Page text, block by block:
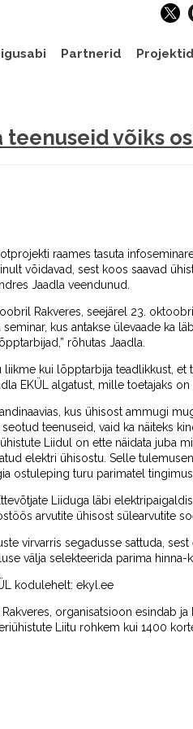
Partnerid Projektid
võiks
raames tasuta
võidavad, sest koos saavad
Jaadla veendunud.
Rakveres, seejärel 23.
kus antakse ülevaade ka
rõhutas Jaadla.
kui lõpptarbija teadlikkust,
EKÜL algatust, mille toetajaks
kus ühisost ammugi
teenuseid, vaid ka näiteks
Liidul on ette näidata juba
elektri ühisostu. Selle
ostuleping turu parimatel
Liiduga läbi
arvutite ühisost sülearvutite
virvarris segadusse sattuda,
välja selekteerida parima hinna-
kodulehelt: ekyl.ee
organisatsioon esindab
Liitu rohkem kui 1400